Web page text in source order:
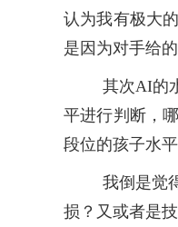
认为我有极大
是因为对手给
其次AI的
平进行判断，
段位的孩子水
我倒是觉
损？又或者是